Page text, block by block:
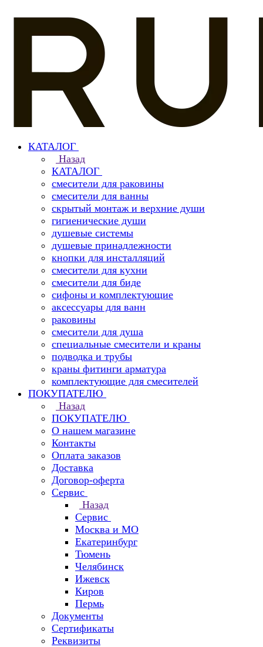
КАТАЛОГ
Назад
КАТАЛОГ
смесители для раковины
смесители для ванны
скрытый монтаж и верхние души
гигиенические души
душевые системы
душевые принадлежности
кнопки для инсталляций
смесители для кухни
смесители для биде
сифоны и комплектующие
аксессуары для ванн
раковины
смесители для душа
специальные смесители и краны
подводка и трубы
краны фитинги арматура
комплектующие для смесителей
ПОКУПАТЕЛЮ
Назад
ПОКУПАТЕЛЮ
О нашем магазине
Контакты
Оплата заказов
Доставка
Договор-оферта
Сервис
Назад
Сервис
Москва и МО
Екатеринбург
Тюмень
Челябинск
Ижевск
Киров
Пермь
Документы
Сертификаты
Реквизиты